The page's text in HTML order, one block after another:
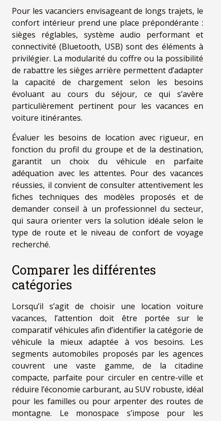
Pour les vacanciers envisageant de longs trajets, le
confort intérieur prend une place prépondérante :
sièges réglables, système audio performant et
connectivité (Bluetooth, USB) sont des éléments à
privilégier. La modularité du coffre ou la possibilité
de rabattre les sièges arrière permettent d’adapter
la capacité de chargement selon les besoins
évoluant au cours du séjour, ce qui s’avère
particulièrement pertinent pour les vacances en
voiture itinérantes.
Évaluer les besoins de location avec rigueur, en
fonction du profil du groupe et de la destination,
garantit un choix du véhicule en parfaite
adéquation avec les attentes. Pour des vacances
réussies, il convient de consulter attentivement les
fiches techniques des modèles proposés et de
demander conseil à un professionnel du secteur,
qui saura orienter vers la solution idéale selon le
type de route et le niveau de confort de voyage
recherché.
Comparer les différentes
catégories
Lorsqu’il s’agit de choisir une location voiture
vacances, l’attention doit être portée sur le
comparatif véhicules afin d’identifier la catégorie de
véhicule la mieux adaptée à vos besoins. Les
segments automobiles proposés par les agences
couvrent une vaste gamme, de la citadine
compacte, parfaite pour circuler en centre-ville et
réduire l’économie carburant, au SUV robuste, idéal
pour les familles ou pour arpenter des routes de
montagne. Le monospace s’impose pour les